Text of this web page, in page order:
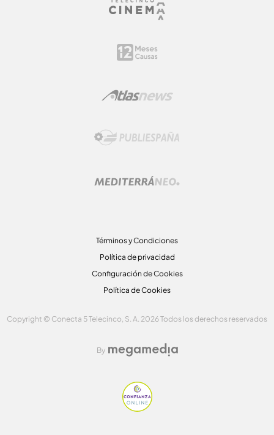
Términos y Condiciones
Política de privacidad
Configuración de Cookies
Política de Cookies
Copyright © Conecta 5 Telecinco, S. A. 2026 Todos los derechos reservados
By